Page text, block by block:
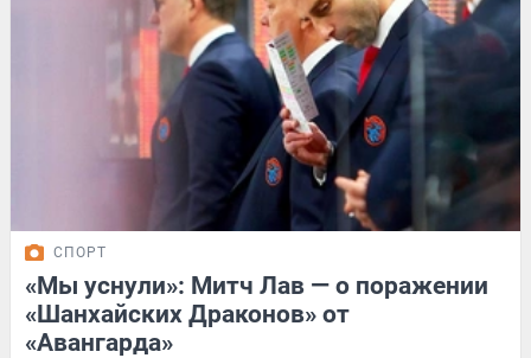
СПОРТ
«Мы уснули»: Митч Лав — о поражении
«Шанхайских Драконов» от
«Авангарда»